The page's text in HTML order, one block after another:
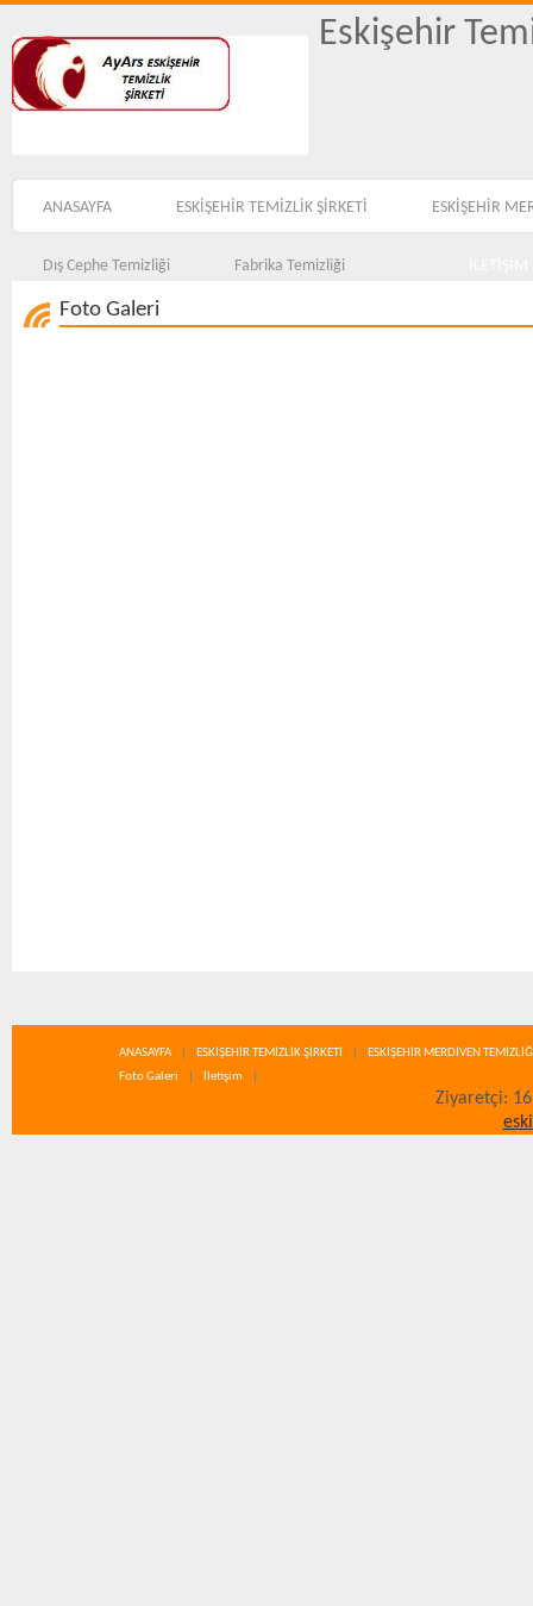
Eskişehir
ANASAYFA ESKİŞEHİR TEMİZLİK ŞİRKETİ ESKİŞEHİR
Dış Cephe Temizliği Fabrika Temizliği
Foto Galeri
ANASAYFA ESKİŞEHİR TEMİZLİK ŞİRKETİ
ESKİŞEHİR MERDİVEN
Foto Galeri
İletişim
Ziyaretçi: